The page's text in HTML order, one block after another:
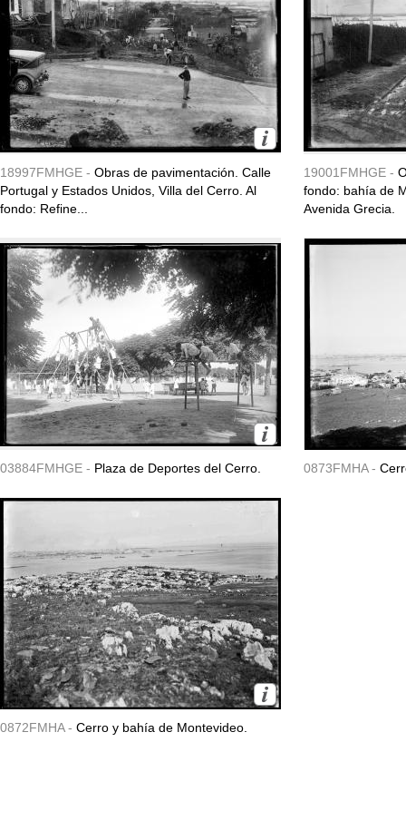
18997FMHGE - Obras de pavimentación. Calle
Portugal y Estados Unidos, Villa del Cerro. Al
fondo: Refine...
19001FMHGE -
fondo: bahía de
Avenida Grecia.
03884FMHGE - Plaza de Deportes del Cerro. 0873FMHA -
0872FMHA - Cerro y bahía de Montevideo.